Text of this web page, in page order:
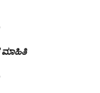
ಮಾಹಿತಿ